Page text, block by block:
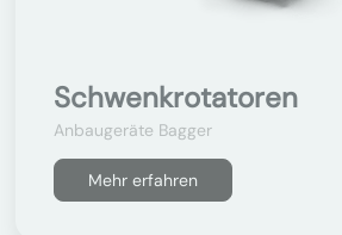
Schwenkrotatoren
Anbaugeräte Bagger
Mehr erfahren